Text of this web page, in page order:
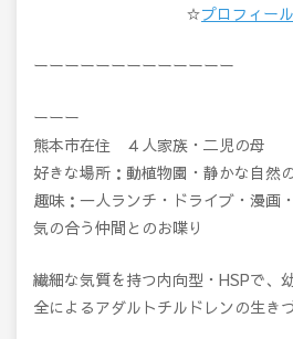
☆プロフィール
ーーーーーーーーーーーーー
ーーー
熊本市在住 ４人家族・二児の母
好きな場所：動植物園・静かな自然
趣味：一人ランチ・ドライブ・漫画
気の合う仲間とのお喋り
繊細な気質を持つ内向型・HSPで、
全によるアダルトチルドレンの生き